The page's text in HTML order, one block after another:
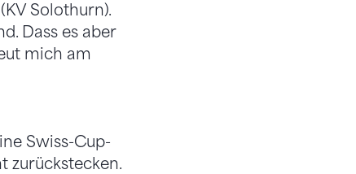
Solothurn).
Dass es aber
mich am
Swiss-Cup-
zurückstecken.